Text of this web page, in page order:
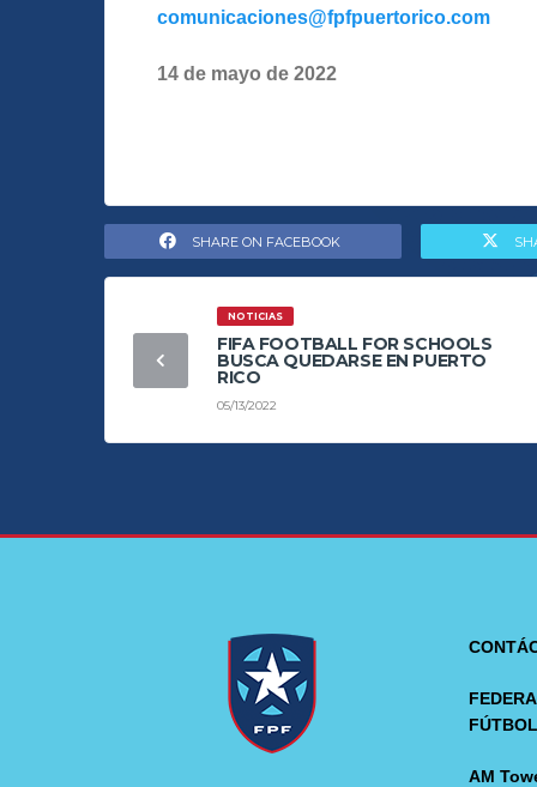
comunicaciones@fpfpuertorico.com
14 de mayo de 2022
SHARE ON FACEBOOK
NOTICIAS
FIFA FOOTBALL FOR SCHOOLS
BUSCA QUEDARSE EN PUERTO
RICO
05/13/2022
FÚTBOL
AM